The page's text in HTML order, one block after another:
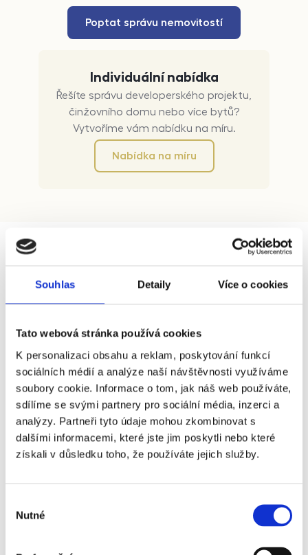
Souhlas Detaily Více o cookies
Tato webová stránka používá cookies
K personalizaci obsahu a reklam, poskytování funkcí
sociálních médií a analýze naší návštěvnosti využíváme
soubory cookie. Informace o tom, jak náš web používáte,
sdílíme se svými partnery pro sociální média, inzerci a
analýzy. Partneři tyto údaje mohou zkombinovat s
dalšími informacemi, které jste jim poskytli nebo které
získali v důsledku toho, že používáte jejich služby.
souhlasu
Nutné
Poptat správu nemovitostí
Individuální nabídka
Řešíte správu developerského projektu,
činžovního domu nebo více bytů?
Vytvoříme vám nabídku na míru.
Nabídka na míru
Správa nemovitostí Brno-
Maloměřice
pro rodinné bydlení s dobrou dostupností.
Správa bytů v Maloměřicích
Maloměřice nabízejí příjemné bydlení s dostatkem
zeleně. Převládají zde rodinné domy a menší bytové
Ceny nemovitostí jsou zde příznivé.